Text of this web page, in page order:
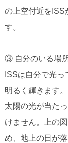
の上空付近をISS
す。
③ 自分のいる場
ISSは自分で光
明るく輝きます
太陽の光が当た
けません。上の
め、地上の日が